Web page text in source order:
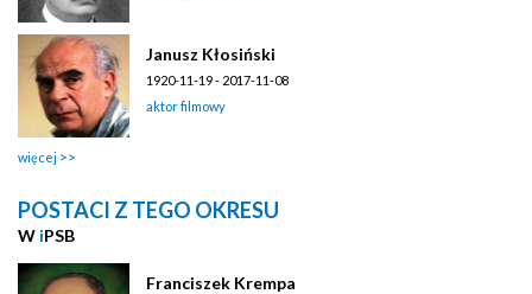
Janusz Kłosiński
1920-11-19 - 2017-11-08
aktor filmowy
więcej
POSTACI Z TEGO OKRESU
W iPSB
Franciszek Krempa